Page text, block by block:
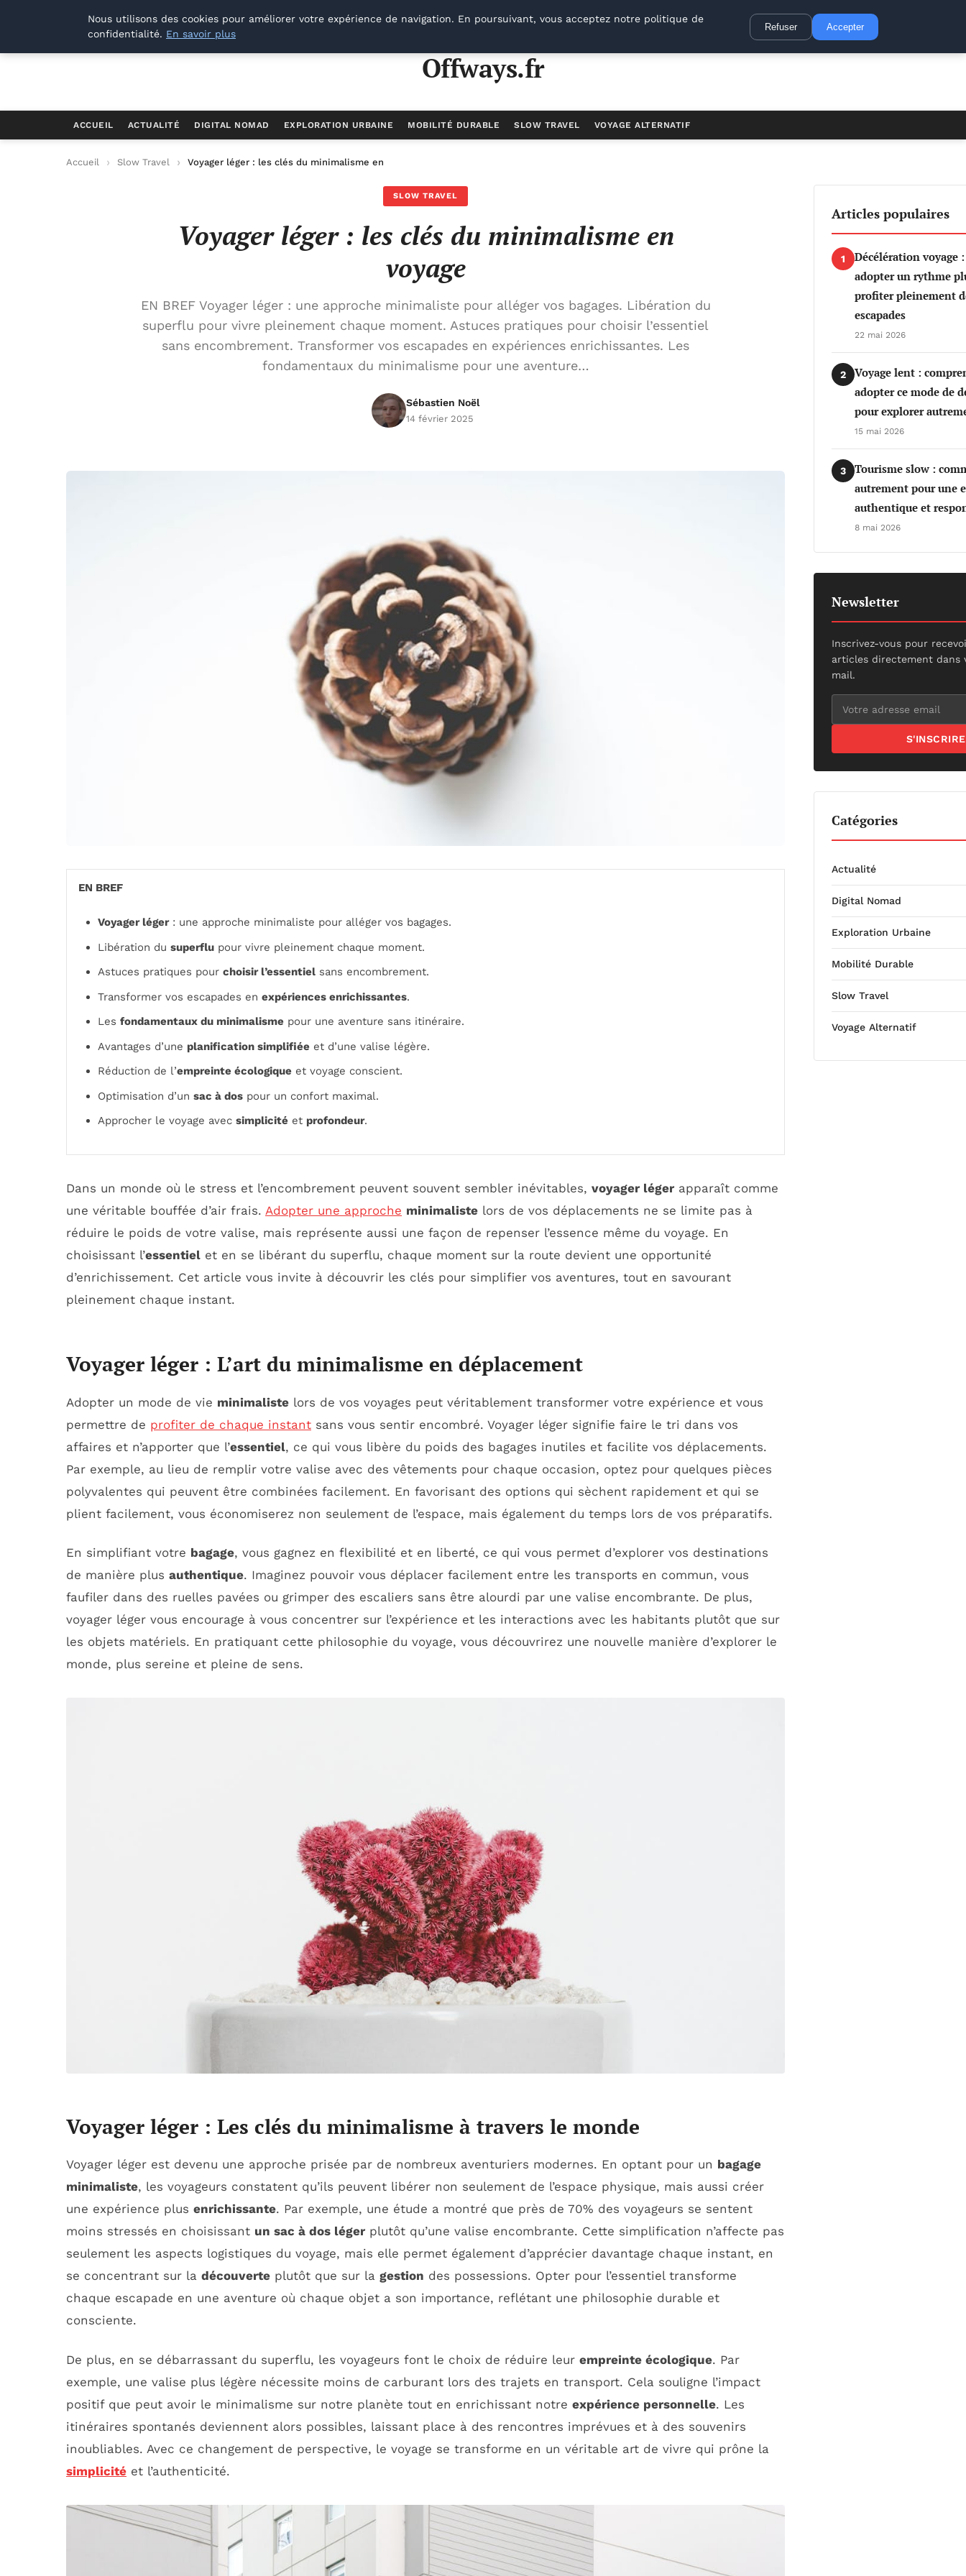
Offways.fr
Offways.fr
ACCUEIL ACTUALITÉ DIGITAL NOMAD EXPLORATION URBAINE MOBILITÉ DURABLE SLOW TRAVEL VOYAGE ALTERNATIF
Accueil Slow Travel Voyager léger : les clés du minimalisme en voyage
SLOW TRAVEL
Voyager léger : les clés du minimalisme en
voyage
EN BREF Voyager léger : une approche minimaliste pour alléger vos bagages. Libération du
superflu pour vivre pleinement chaque moment. Astuces pratiques pour choisir l’essentiel
sans encombrement. Transformer vos escapades en expériences enrichissantes. Les
fondamentaux du minimalisme pour une aventure…
Sébastien Noël
14 février 2025
EN BREF
Voyager léger: une approche minimaliste pour alléger vos bagages.
Libération du superflu pour vivre pleinement chaque moment.
Astuces pratiques pour choisir l’essentiel sans encombrement.
Transformer vos escapades en expériences enrichissantes.
Les fondamentaux du minimalisme pour une aventure sans itinéraire.
Avantages d’une planification simplifiée et d’une valise légère.
Réduction de l’empreinte écologique et voyage conscient.
Optimisation d’un sac à dos pour un confort maximal.
Approcher le voyage avec simplicité et profondeur.
Dans un monde où le stress et l’encombrement peuvent souvent sembler inévitables, voyager léger apparaît comme
une véritable bouffée d’air frais. Adopter une approche minimaliste lors de vos déplacements ne se limite pas à
réduire le poids de votre valise, mais représente aussi une façon de repenser l’essence même du voyage. En
choisissant l’essentiel et en se libérant du superflu, chaque moment sur la route devient une opportunité
d’enrichissement. Cet article vous invite à découvrir les clés pour simplifier vos aventures, tout en savourant
pleinement chaque instant.
Voyager léger : L’art du minimalisme en déplacement
Adopter un mode de vie minimaliste lors de vos voyages peut véritablement transformer votre expérience et vous
permettre de profiter de chaque instant sans vous sentir encombré. Voyager léger signifie faire le tri dans vos
affaires et n’apporter que l’essentiel, ce qui vous libère du poids des bagages inutiles et facilite vos déplacements.
Par exemple, au lieu de remplir votre valise avec des vêtements pour chaque occasion, optez pour quelques pièces
polyvalentes qui peuvent être combinées facilement. En favorisant des options qui sèchent rapidement et qui se
plient facilement, vous économiserez non seulement de l’espace, mais également du temps lors de vos préparatifs.
En simplifiant votre bagage, vous gagnez en flexibilité et en liberté, ce qui vous permet d’explorer vos destinations
de manière plus authentique. Imaginez pouvoir vous déplacer facilement entre les transports en commun, vous
faufiler dans des ruelles pavées ou grimper des escaliers sans être alourdi par une valise encombrante. De plus,
voyager léger vous encourage à vous concentrer sur l’expérience et les interactions avec les habitants plutôt que sur
les objets matériels. En pratiquant cette philosophie du voyage, vous découvrirez une nouvelle manière d’explorer le
monde, plus sereine et pleine de sens.
Voyager léger : Les clés du minimalisme à travers le monde
Voyager léger est devenu une approche prisée par de nombreux aventuriers modernes. En optant pour un bagage
minimaliste, les voyageurs constatent qu’ils peuvent libérer non seulement de l’espace physique, mais aussi créer
une expérience plus enrichissante. Par exemple, une étude a montré que près de 70% des voyageurs se sentent
moins stressés en choisissant un sac à dos léger plutôt qu’une valise encombrante. Cette simplification n’affecte pas
seulement les aspects logistiques du voyage, mais elle permet également d’apprécier davantage chaque instant, en
se concentrant sur la découverte plutôt que sur la gestion des possessions. Opter pour l’essentiel transforme
chaque escapade en une aventure où chaque objet a son importance, reflétant une philosophie durable et
consciente.
De plus, en se débarrassant du superflu, les voyageurs font le choix de réduire leur empreinte écologique. Par
exemple, une valise plus légère nécessite moins de carburant lors des trajets en transport. Cela souligne l’impact
positif que peut avoir le minimalisme sur notre planète tout en enrichissant notre expérience personnelle. Les
itinéraires spontanés deviennent alors possibles, laissant place à des rencontres imprévues et à des souvenirs
inoubliables. Avec ce changement de perspective, le voyage se transforme en un véritable art de vivre qui prône la
simplicité et l’authenticité.
Articles populaires
1
Décélération voyage
adopter un rythme
profiter pleinement
escapades
22 mai 2026
2
Voyage lent :
adopter ce mode de
pour explorer
15 mai 2026
3
Tourisme slow :
autrement pour une
authentique et
8 mai 2026
Newsletter
Inscrivez-vous pour
articles directement dans
mail.
S'INSCRIRE
Catégories
Actualité
Digital Nomad
Exploration Urbaine
Mobilité Durable
Slow Travel
Voyage Alternatif
Nous utilisons des cookies pour améliorer votre expérience de navigation. En poursuivant, vous acceptez notre politique de
confidentialité. En savoir plus
Refuser Accepter